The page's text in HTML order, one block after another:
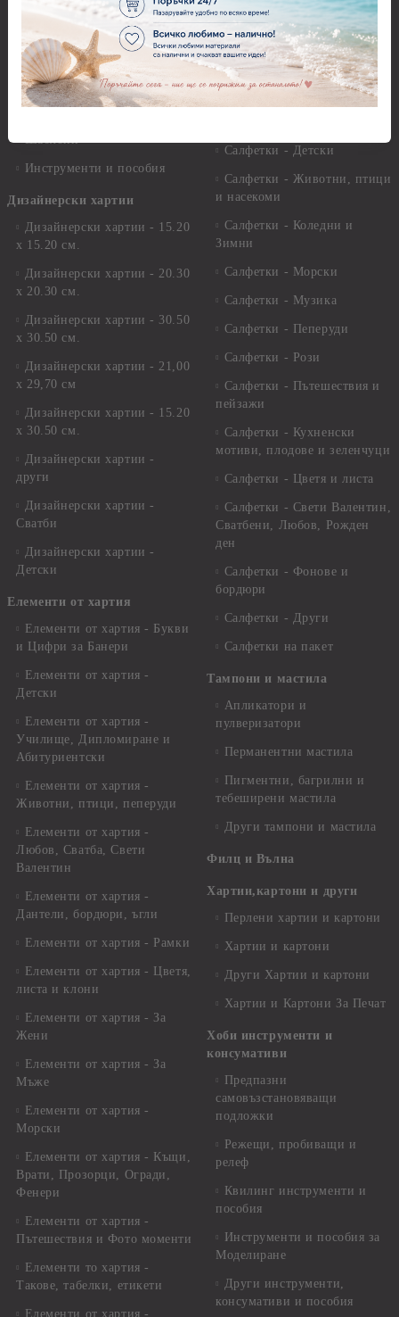
Варак, Шлак метал, Фолио,
Лакове и защитни покрития
Лепила
Краклета и медиуми
Шаблони
Инструменти и пособия
Дизайнерски хартии
Дизайнерски хартии - 15.20
х 15.20 см.
Дизайнерски хартии - 20.30
х 20.30 см.
Дизайнерски хартии - 30.50
х 30.50 см.
Дизайнерски хартии - 21,00
х 29,70 см
Дизайнерски хартии - 15.20
x 30.50 см.
Дизайнерски хартии -
други
Дизайнерски хартии -
Сватби
Дизайнерски хартии -
Детски
Елементи от хартия
Елементи от хартия - Букви
и Цифри за Банери
Елементи от хартия -
Детски
Елементи от хартия -
Училище, Дипломиране и
Абитуриентски
Елементи от хартия -
Животни, птици, пеперуди
Елементи от хартия -
Любов, Сватба, Свети
Валентин
Елементи от хартия -
Дантели, бордюри, ъгли
Елементи от хартия - Рамки
Елементи от хартия - Цветя,
листа и клони
Елементи от хартия - За
Жени
Елементи от хартия - За
Мъже
Елементи от хартия -
Морски
Елементи от хартия - Къщи,
Врати, Прозорци, Огради,
Фенери
Елементи от хартия -
Пътешествия и Фото моменти
Елементи то хартия -
Такове, табелки, етикети
Елементи от хартия -
Моливи, акварелни
комплекти
Свещи
Салфетки
Салфетки - Детски
Салфетки - Животни, птици
и насекоми
Салфетки - Коледни и
Зимни
Салфетки - Морски
Салфетки - Музика
Салфетки - Пеперуди
Салфетки - Рози
Салфетки - Пътешествия и
пейзажи
Салфетки - Кухненски
мотиви, плодове и зеленчуци
Салфетки - Цветя и листа
Салфетки - Свети Валентин,
Сватбени, Любов, Рожден
ден
Салфетки - Фонове и
бордюри
Салфетки - Други
Салфетки на пакет
Тампони и мастила
Апликатори и
пулверизатори
Перманентни мастила
Пигментни, багрилни и
тебеширени мастила
Други тампони и мастила
Филц и Вълна
Хартии,картони и други
Перлени хартии и картони
Хартии и картони
Други Хартии и картони
Хартии и Картони За Печат
Хоби инструменти и
консумативи
Предпазни
самовъзстановяващи
подложки
Режещи, пробиващи и
релеф
Квилинг инструменти и
пособия
Инструменти и пособия за
Моделиране
Други инструменти,
консумативи и пособия